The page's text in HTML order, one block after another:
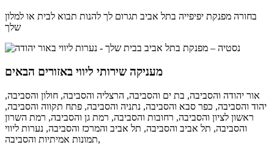
בחורה מפנקת יפיפייה בתל אביב תגרום לך להנות תבוא לבית או למלון
שלך
מעניקה שירותי ליווי באזורים הבאים
אור יהודה והסביבה, בת ים והסביבה, הרצליה והסביבה, חולון והסביבה,
יהוד והסביבה, כפר סבא והסביבה, נתניה והסביבה, פתח תקווה והסביבה,
ראשון לציון והסביבה, רחובות והסביבה, רמת גן והסביבה, רמת השרון
והסביבה, תל אביב והסביבה, תל אביב והמרכז והסביבה, נערות ליווי
תמונות אמיתיות והסביבה,